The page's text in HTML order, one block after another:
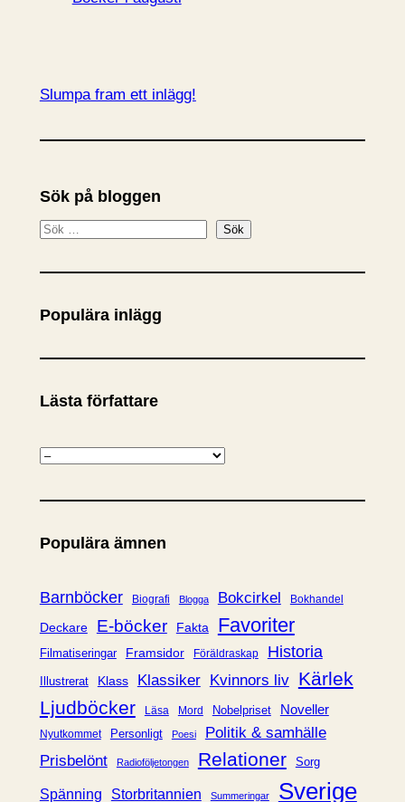
Slumpa fram ett inlägg!
Sök på bloggen
S
k
Sök
Populära inlägg
Lästa författare
K
t
g
r
Populära ämnen
Barnböcker Biografi Blogga Bokcirkel Bokhandel
Deckare E-böcker Fakta Favoriter
Filmatiseringar Framsidor Föräldraskap Historia
Illustrerat Klass Klassiker Kvinnors liv Kärlek
Ljudböcker
Läsa Mord Nobelpriset Noveller
Nyutkommet Personligt Poesi
Politik & samhälle
Prisbelönt
Radioföljetongen Relationer Sorg
Spänning Storbritannien Summeringar Sverige